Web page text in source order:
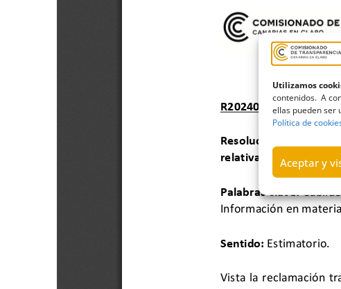
Utilizamos
contenidos. A
ellas pueden ser
Política de
Aceptar y